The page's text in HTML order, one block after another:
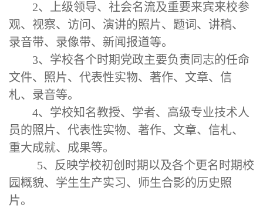
2、上级领导、社会名流及重要来宾来校参
观、视察、访问、演讲的照片、题词、讲稿、
录音带、录像带、新闻报道等。
3、学校各个时期党政主要负责同志的任命
文件、照片、代表性实物、著作、文章、信
札、录音等。
4、学校知名教授、学者、高级专业技术人
员的照片、代表性实物、著作、文章、信札、
重大成就、成果等。
5、反映学校初创时期以及各个更名时期校
园概貌、学生生产实习、师生合影的历史照
片。